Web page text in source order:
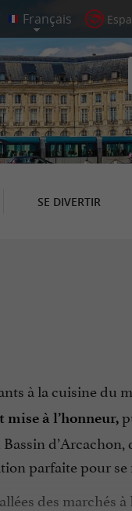
SE DIVERTIR
à la cuisine du
à l’honneur,
parfaite pour se
des marchés